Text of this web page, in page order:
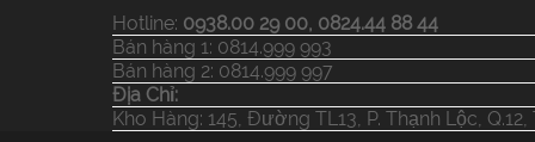
Hotline: 0938.00 29 00, 0824.44 88 44
Bán hàng 1: 0814.999 993
Bán hàng 2: 0814.999 997
Địa Chỉ:
Kho Hàng: 145, Đường TL13, P. Thạnh Lộc,